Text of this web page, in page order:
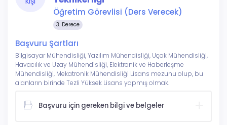
Öğretim Görevlisi (Ders Verecek)
3. Derece
Başvuru Şartları
Bilgisayar Mühendisliği, Yazılım Mühendisliği, Uçak Mühendisliği,
Havacılık ve Uzay Mühendisliği, Elektronik ve Haberleşme
Mühendisliği, Mekatronik Mühendisliği Lisans mezunu olup, bu
alanların birinde Tezli Yüksek Lisans yapmış olmak.
Başvuru için gereken bilgi ve belgeler